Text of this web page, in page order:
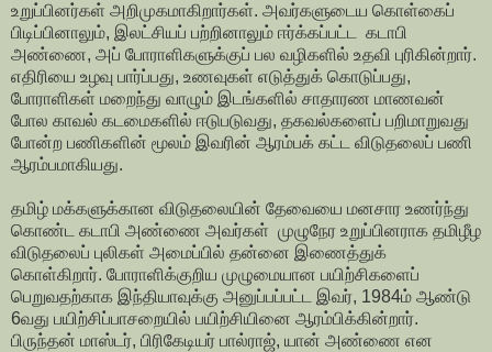
உறுப்பினர்கள் அறிமுகமாகிறார்கள். அவர்களுடைய கொள்கைப்
பிடிப்பினாலும், இலட்சியப் பற்றினாலும் ஈர்க்கப்பட்ட கடாபி
அண்ணை, அப் போராளிகளுக்குப் பல வழிகளில் உதவி புரிகின்றார்.
எதிரியை உழவு பார்ப்பது, உணவுகள் எடுத்துக் கொடுப்பது,
போராளிகள் மறைந்து வாழும் இடங்களில் சாதாரண மாணவன்
போல காவல் கடமைகளில் ஈடுபடுவது, தகவல்களைப் பறிமாறுவது
போன்ற பணிகளின் மூலம் இவரின் ஆரம்பக் கட்ட விடுதலைப் பணி
ஆரம்பமாகியது.
தமிழ் மக்களுக்கான விடுதலையின் தேவையை மனசார உணர்ந்து
கொண்ட கடாபி அண்ணை அவர்கள் முழுநேர உறுப்பினராக தமிழீழ
விடுதலைப் புலிகள் அமைப்பில் தன்னை இணைத்துக்
கொள்கிறார். போராளிக்குறிய முழுமையான பயிற்சிகளைப்
பெறுவதற்காக இந்தியாவுக்கு அனுப்பப்பட்ட இவர், 1984ம் ஆண்டு
6வது பயிற்சிப்பாசறையில் பயிற்சியினை ஆரம்பிக்கின்றார்.
பிருந்தன் மாஸ்டர், பிரிகேடியர் பால்ராஜ், யான் அண்ணை என